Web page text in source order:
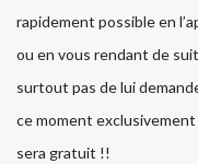
rapidement possible en
ou en vous rendant de
surtout pas de lui
ce moment
sera gratuit !!